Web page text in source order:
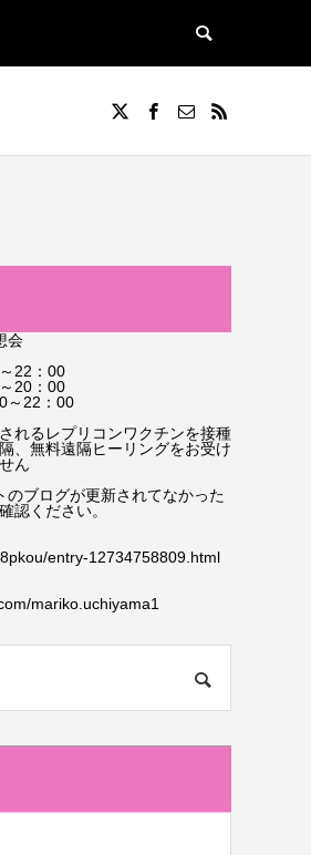
会
22：00
20：00
～22：00
れるレプリコンワクチンを接種
、無料遠隔ヒーリングをお受け
ん
のブログが更新されてなかった
認ください。
entry-12734758809.html
mariko.uchiyama1